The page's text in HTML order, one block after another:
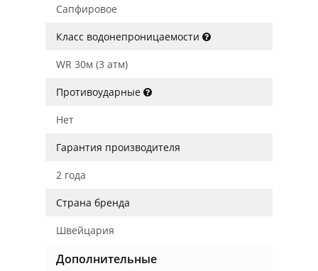
Сапфировое
Класс водонепроницаемости
WR 30м (3 атм)
Противоударные
Нет
Гарантия производителя
2 года
Страна бренда
Швейцария
Дополнительные